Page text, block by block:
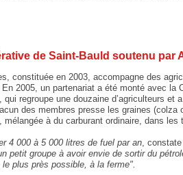
de Saint-Bauld soutenu par
constituée en 2003, accompagne des
2005, un partenariat a été monté avec la
qui regroupe une douzaine d’agriculteurs
des membres presse les graines (colza
à du carburant ordinaire, dans les
4 000 à 5 000 litres de fuel par an ,
petit groupe à avoir envie de sortir du
plus près possible, à la ferme".